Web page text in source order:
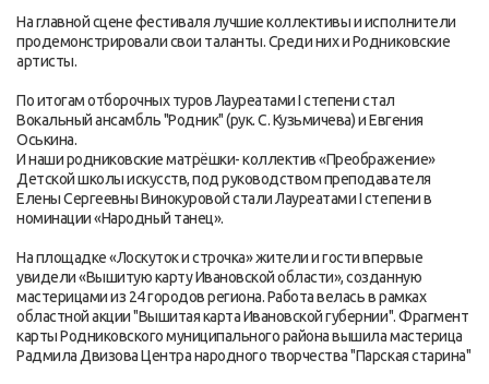
На главной сцене фестиваля лучшие коллективы и исполнители
продемонстрировали свои таланты. Среди них и Родниковские
артисты.
По итогам отборочных туров Лауреатами I степени стал
Вокальный ансамбль "Родник" (рук. С. Кузьмичева) и Евгения
Оськина.
И наши родниковские матрёшки- коллектив «Преображение»
Детской школы искусств, под руководством преподавателя
Елены Сергеевны Винокуровой стали Лауреатами I степени в
номинации «Народный танец».
На площадке «Лоскуток и строчка» жители и гости впервые
увидели «Вышитую карту Ивановской области», созданную
мастерицами из 24 городов региона. Работа велась в рамках
областной акции "Вышитая карта Ивановской губернии". Фрагмент
карты Родниковского муниципального района вышила мастерица
Радмила Двизова Центра народного творчества "Парская старина"